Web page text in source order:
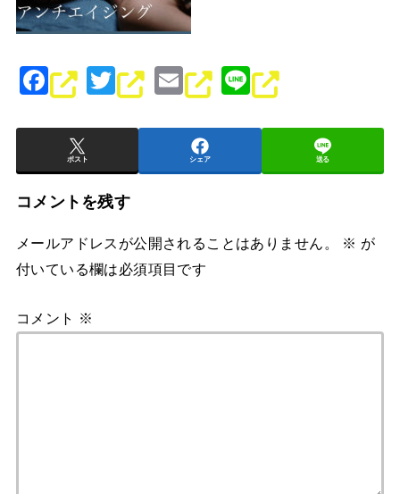
F
a
c
e
b
o
k
T
wi
tt
er
E
m
ai
l
Li
n
e
ポスト シェア 送る
コメントを残す
メールアドレスが公開されることはありません。 ※ が
付いている欄は必須項目です
コメント ※